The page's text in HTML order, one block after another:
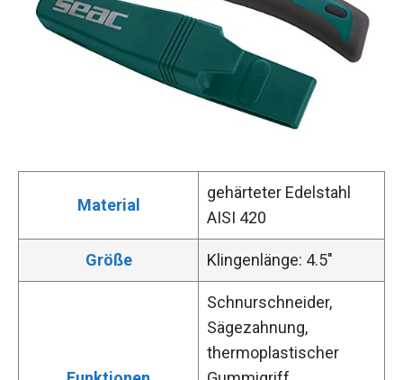
Material
gehärteter Edelstahl
AISI 420
Größe Klingenlänge: 4.5″
Schnurschneider,
Sägezahnung,
thermoplastischer